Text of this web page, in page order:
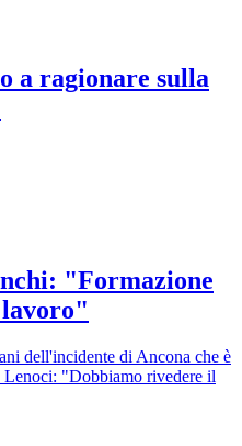
a ragionare sulla
"Formazione
lavoro"
dell'incidente di Ancona che è
Lenoci: "Dobbiamo rivedere il